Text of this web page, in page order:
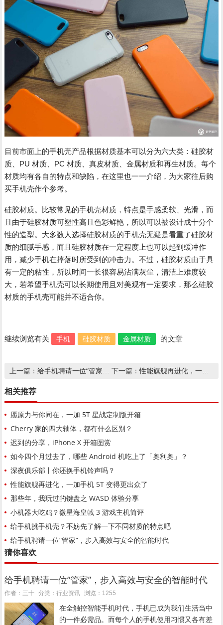
目前市面上的手机壳产品根据材质基本可以分为六大类：硅胶材
质、PU 材质、PC 材质、真皮材质、金属材质和再生材质。每个
材质均有各自的特点和缺陷，在这里也一一介绍，为大家往后购
买手机壳作个参考。
硅胶材质。比较常见的手机壳材质，特点是手感柔软、光滑，而
且由于硅胶材质可塑性高且色彩鲜艳，所以可以被设计成十分个
性的造型。大多数人选择硅胶材质的手机壳无疑是看重了硅胶材
质的细腻手感，而且硅胶材质在一定程度上也可以起到缓冲作
用，减少手机在摔落时所受到的冲击力。不过，硅胶材质由于具
有一定的粘性，所以时间一长很容易沾满灰尘，清洁上难度较
大，若希望手机壳可以长期使用且对美观有一定要求，那么硅胶
材质的手机壳可能并不适合你。
继续浏览有关 手机 硅胶材质 金属材质 的文章
上一篇：给手机聘请一位“管家”，步入高效与安全的智能时代 下一篇：性能旗舰再进化，一加手机 5T 变得更出众了
相关推荐
愿原力与你同在，一加 5T 星战定制版开箱
Cherry 家的四大轴体，都有什么区别？
迟到的分享，iPhone X 开箱图赏
如今四个月过去了，哪些 Android 机吃上了「奥利奥」？
深夜俱乐部丨你还换手机铃声吗？
性能旗舰再进化，一加手机 5T 变得更出众了
那些年，我玩过的键盘之 WASD 体验分享
小机器大吃鸡？微星海皇戟 3 游戏主机简评
给手机挑手机壳？不妨先了解一下不同材质的特点吧
给手机聘请一位“管家”，步入高效与安全的智能时代
猜你喜欢
给手机聘请一位“管家”，步入高效与安全的智能时代
作者：三十 分类：行业资讯 浏览：1255
在全触控智能手机时代，手机已成为我们生活当中
的一件必需品。而每个人的手机使用习惯又各有差